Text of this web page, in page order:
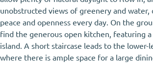
unobstructed views of greenery and water,
peace and openness every day. On the
find the generous open kitchen, featuring a
island. A short staircase leads to the lower-
where there is ample space for a large